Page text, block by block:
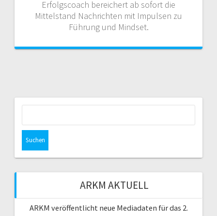
Erfolgscoach bereichert ab sofort die
Mittelstand Nachrichten mit Impulsen zu
Führung und Mindset.
ARKM AKTUELL
ARKM veröffentlicht neue Mediadaten für das 2.